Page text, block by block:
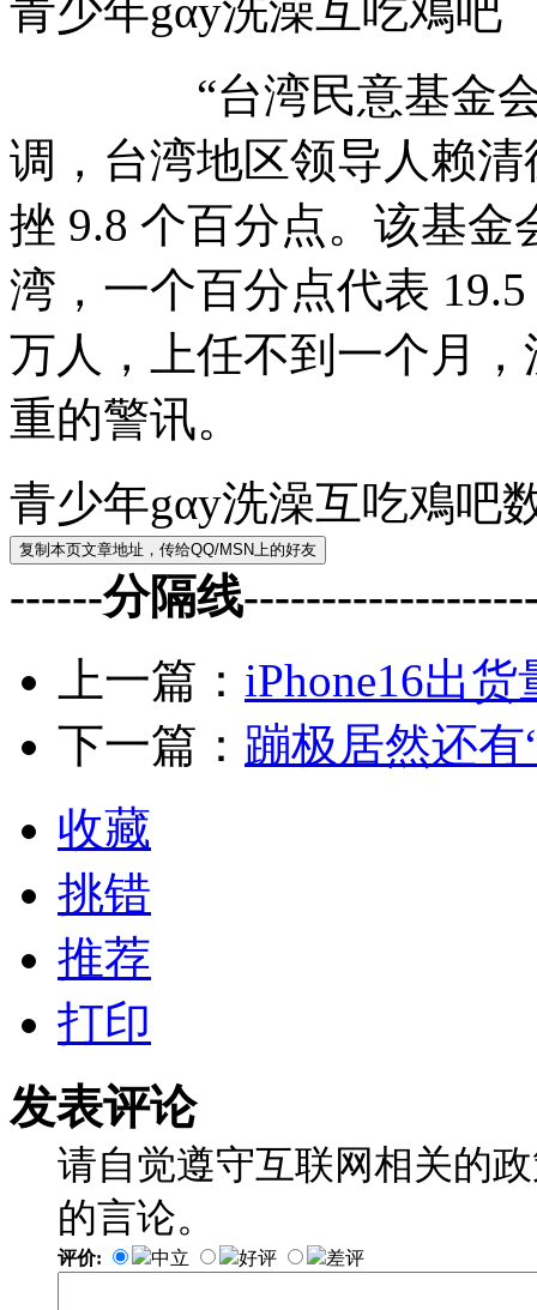
青少年gαy洗澡互吃
“台湾民意基金会”
调，台湾地区领导人赖
挫 9.8 个百分点。该基
湾，一个百分点代表
万人，上任不到一个月
重的警讯。
青少年gαy洗澡互吃鳮吧
------分隔线
上一篇： iPhone16出
下一篇： 蹦极居然还有
收藏
挑错
推荐
打印
发表评论
请自觉遵守互联网相关的
的言论。
评价: 中立 好评 差评